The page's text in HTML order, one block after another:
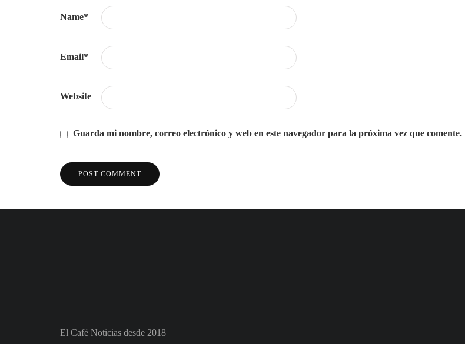
Name*
Email*
Website
Guarda mi nombre, correo electrónico y web en este navegador para la próxima vez que comente.
El Café Noticias desde 2018